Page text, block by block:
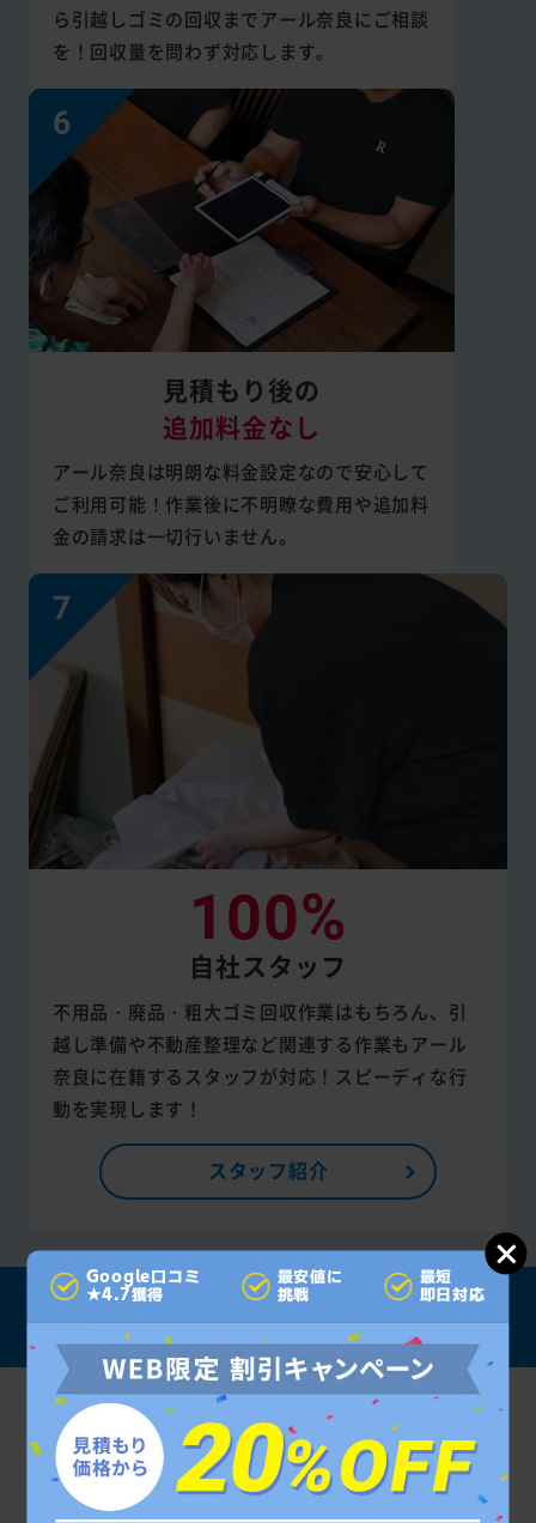
ら引越しゴミの回収までアール奈良にご相談
を！回収量を問わず対応します。
見積もり後の
追加料金なし
アール奈良は明朗な料金設定なので安心して
ご利用可能！作業後に不明瞭な費用や追加料
金の請求は一切行いません。
100%
自社スタッフ
不用品・廃品・粗大ゴミ回収作業はもちろん、引
越し準備や不動産整理など関連する作業もアール
奈良に在籍するスタッフが対応！スピーディな行
動を実現します！
スタッフ紹介
アール奈良は
他社とココがちがう
アール
奈良
他業者
対応時間 24時間受付
平日
自治体指定
Google口コミ
★4.7獲得
最安値に
挑戦
最短
即日対応